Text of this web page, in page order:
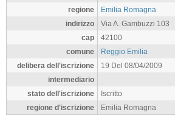
regione
Emilia Romagna
indirizzo
Via A. Gambuzzi 103
cap
42100
comune
Reggio Emilia
delibera dell'iscrizione
19 Del 08/04/2009
intermediario
stato dell'iscrizione
Iscritto
regione d'iscrizione
Emilia Romagna